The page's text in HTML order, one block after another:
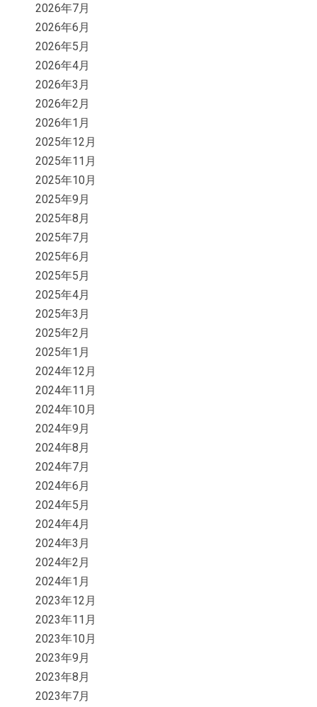
2026年7月
2026年6月
2026年5月
2026年4月
2026年3月
2026年2月
2026年1月
2025年12月
2025年11月
2025年10月
2025年9月
2025年8月
2025年7月
2025年6月
2025年5月
2025年4月
2025年3月
2025年2月
2025年1月
2024年12月
2024年11月
2024年10月
2024年9月
2024年8月
2024年7月
2024年6月
2024年5月
2024年4月
2024年3月
2024年2月
2024年1月
2023年12月
2023年11月
2023年10月
2023年9月
2023年8月
2023年7月